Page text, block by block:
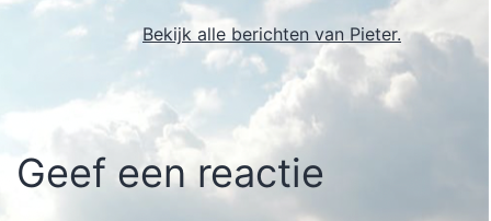
Bekijk alle berichten van Pieter.
Geef een reactie